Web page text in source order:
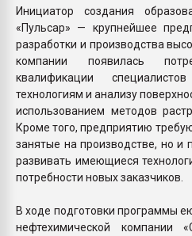
Инициатор создания
«Пульсар» — крупнейшее
разработки и производства
компании появилась
квалификации
технологиям и анализу
использованием методов
Кроме того, предприятию
занятые на производстве, но и
развивать имеющиеся
потребности новых заказчиков.
В ходе подготовки программы
нефтехимической компании